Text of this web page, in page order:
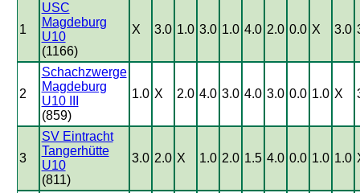
1
USC
Magdeburg
U10
(1166)
X 3.0 1.0 3.0 1.0 4.0 2.0 0.0 X 3.0
2
Schachzwerge
Magdeburg
U10 III
(859)
1.0 X 2.0 4.0 3.0 4.0 3.0 0.0 1.0 X
3
SV Eintracht
Tangerhütte
U10
(811)
3.0 2.0 X 1.0 2.0 1.5 4.0 0.0 1.0 1.0